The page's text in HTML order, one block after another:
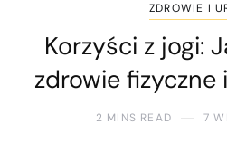
ZDROWIE I
Korzyści z jogi:
zdrowie fizyczne
2 MINS READ 7